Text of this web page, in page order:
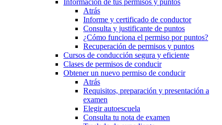
Información de tus permisos y puntos
Atrás
Informe y certificado de conductor
Consulta y justificante de puntos
¿Cómo funciona el permiso por puntos?
Recuperación de permisos y puntos
Cursos de conducción segura y eficiente
Clases de permisos de conducir
Obtener un nuevo permiso de conducir
Atrás
Requisitos, preparación y presentación a
examen
Elegir autoescuela
Consulta tu nota de examen